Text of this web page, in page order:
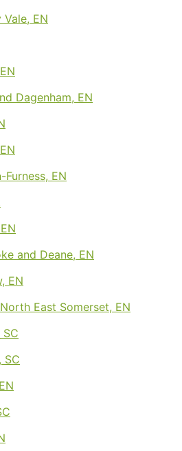
EN
Dagenham, EN
EN
and Deane, EN
EN
East Somerset, EN
SC